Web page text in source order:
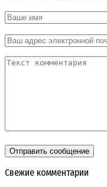
Свежие комментарии